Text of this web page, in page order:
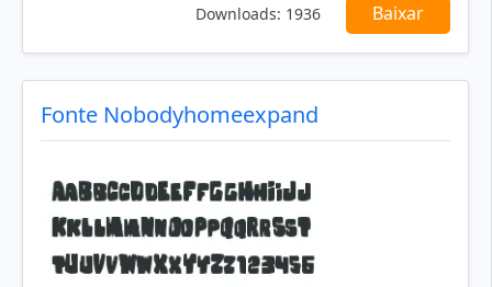
Downloads: 1936 Baixar
Fonte Nobodyhomeexpand